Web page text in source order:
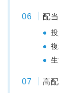
配
高